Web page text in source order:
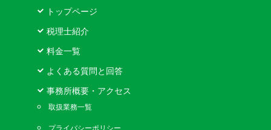
トップページ
税理士紹介
料金一覧
よくある質問と回答
事務所概要・アクセス
取扱業務一覧
プライバシーポリシー